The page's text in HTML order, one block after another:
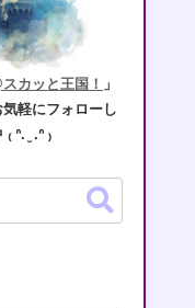
スカッと王国！
」
軽にフォローし
ᐢ. ̫ .ᐢ ₎